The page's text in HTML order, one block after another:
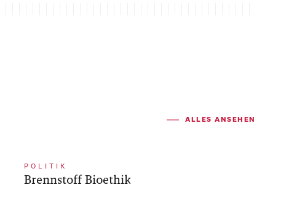
ALLES ANSEHEN
POLITIK
Brennstoff Bioethik